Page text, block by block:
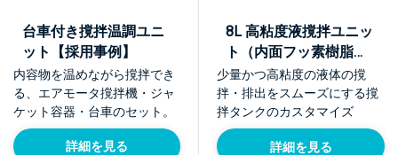
台車付き撹拌温調ユニ
ット【採用事例】
内容物を温めながら撹拌でき
る、エアモータ撹拌機・ジャ
ケット容器・台車のセット。
詳細を見る
8L 高粘度液撹拌ユニッ
ト（内面フッ素樹脂コ
ーティング）【採用事
例】
少量かつ高粘度の液体の撹
拌・排出をスムーズにする撹
拌タンクのカスタマイズ
詳細を見る